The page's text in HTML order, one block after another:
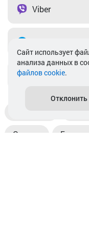
Viber
Оплата
Cайт использует
анализа данных в
файлов cookie.
Отклонить